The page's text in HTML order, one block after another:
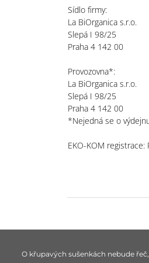
Sídlo firmy:
La BiOrganica s.r.o.
Slepá I 98/25
Praha 4 142 00
Provozovna*:
La BiOrganica s.r.o.
Slepá I 98/25
Praha 4 142 00
*Nejedná se o
EKO-KOM registrace:
Technicky zajišťuje
O křupavých sušenkách nebude